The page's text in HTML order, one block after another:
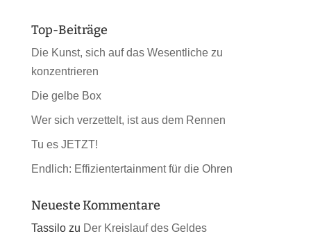
Top-Beiträge
Die Kunst, sich auf das Wesentliche zu
konzentrieren
Die gelbe Box
Wer sich verzettelt, ist aus dem Rennen
Tu es JETZT!
Endlich: Effizientertainment für die Ohren
Neueste Kommentare
Tassilozu Der Kreislauf des Geldes